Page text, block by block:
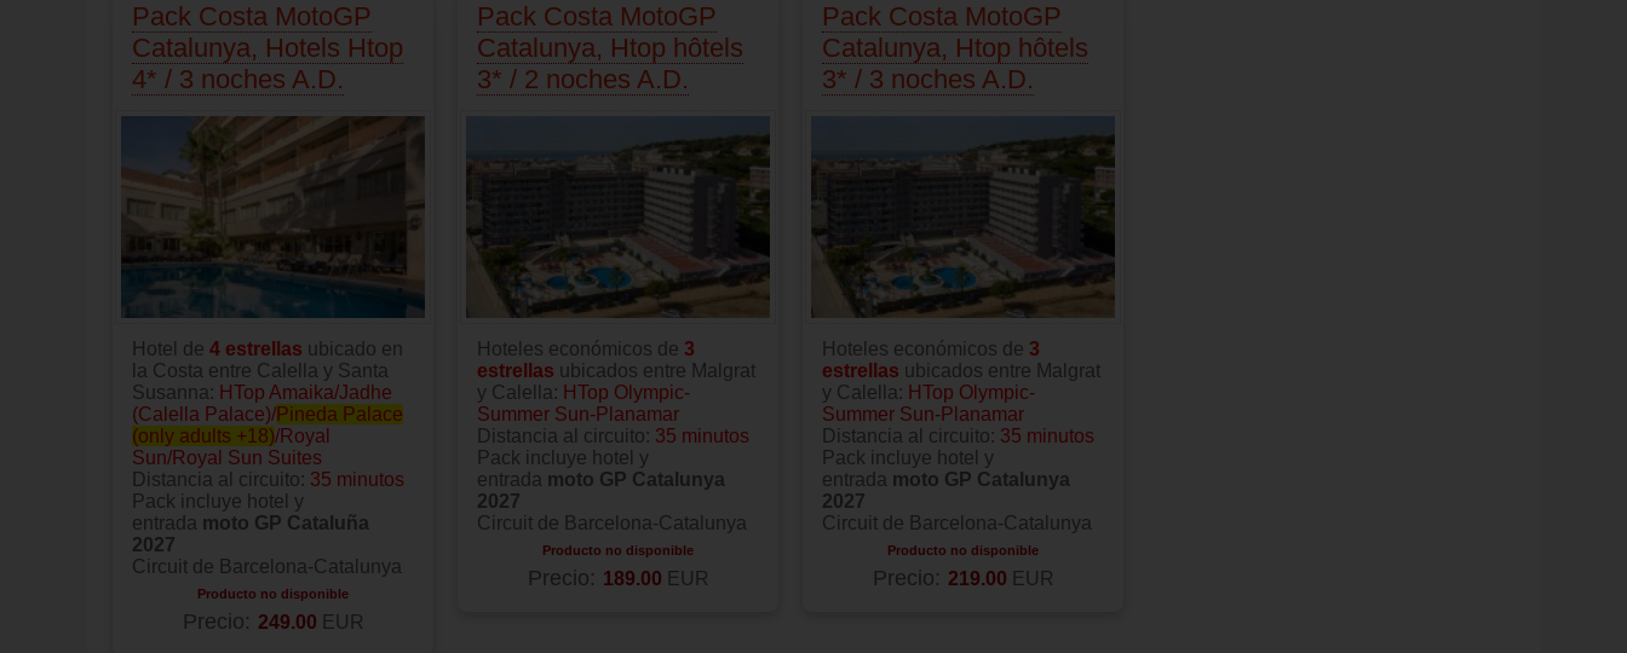
Pack Costa MotoGP
Catalunya, Hotels Htop
4* / 3 noches A.D.
Hotel de 4 estrellas ubicado en
la Costa entre Calella y Santa
Susanna: HTop Amaika/Jadhe
(Calella Palace)/Pineda Palace
(only adults +18)/Royal
Sun/Royal Sun Suites
Distancia al circuito: 35 minutos
Pack incluye hotel y
entrada moto GP Cataluña
2027
Circuit de Barcelona-Catalunya
Producto no disponible
Precio: 249.00 EUR
Pack Costa MotoGP
Catalunya, Htop hôtels
3* / 2 noches A.D.
Hoteles económicos de 3
estrellas ubicados entre Malgrat
y Calella: HTop Olympic-
Summer Sun-Planamar
Distancia al circuito: 35 minutos
Pack incluye hotel y
entrada moto GP Catalunya
2027
Circuit de Barcelona-Catalunya
Producto no disponible
Precio: 189.00 EUR
Pack Costa MotoGP
Catalunya, Htop hôtels
3* / 3 noches A.D.
Hoteles económicos de 3
estrellas ubicados entre Malgrat
y Calella: HTop Olympic-
Summer Sun-Planamar
Distancia al circuito: 35 minutos
Pack incluye hotel y
entrada moto GP Catalunya
2027
Circuit de Barcelona-Catalunya
Producto no disponible
Precio: 219.00 EUR